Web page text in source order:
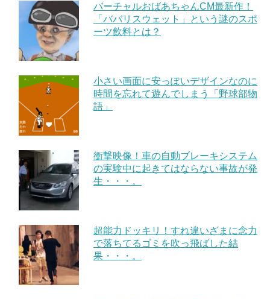
バーチャルおばあちゃんCM最新作！
「ババリスウェット」という謎のスポ
ーツ飲料とは？
小さい画面に安っぽいデザインなのに
時間を忘れて遊んでしまう「野球部物
語」
衝撃映像！車の自動ブレーキシステム
の実験中に起きてはならない事故が発
生・・・。
超能力ドッキリ！すれ違いざまに念力
で落ちてるゴミを吹っ飛ばした結
果・・・。